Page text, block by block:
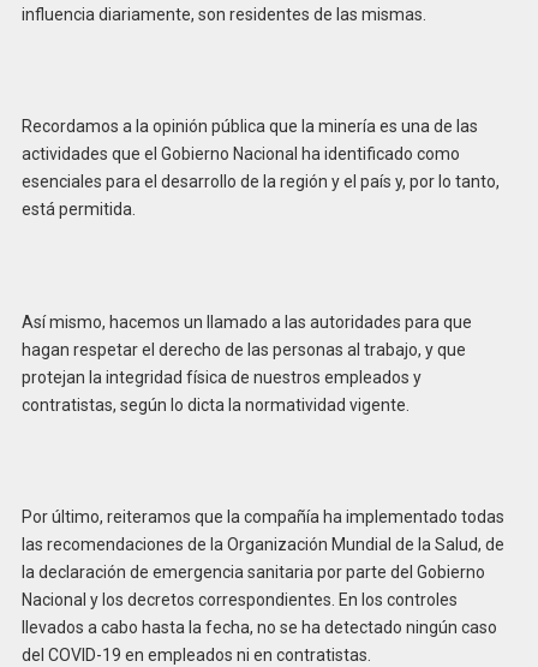
influencia diariamente, son residentes de las mismas.
Recordamos a la opinión pública que la minería es una de las
actividades que el Gobierno Nacional ha identificado como
esenciales para el desarrollo de la región y el país y, por lo tanto,
está permitida.
Así mismo, hacemos un llamado a las autoridades para que
hagan respetar el derecho de las personas al trabajo, y que
protejan la integridad física de nuestros empleados y
contratistas, según lo dicta la normatividad vigente.
Por último, reiteramos que la compañía ha implementado todas
las recomendaciones de la Organización Mundial de la Salud, de
la declaración de emergencia sanitaria por parte del Gobierno
Nacional y los decretos correspondientes. En los controles
llevados a cabo hasta la fecha, no se ha detectado ningún caso
del COVID-19 en empleados ni en contratistas.